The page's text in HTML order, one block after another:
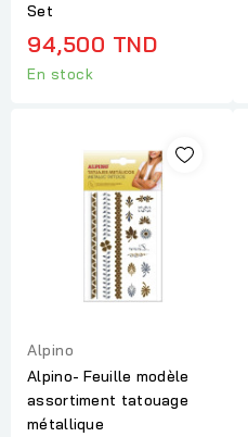
Set
94,500 TND
En stock
Alpino
Alpino- Feuille modèle
assortiment tatouage
métallique